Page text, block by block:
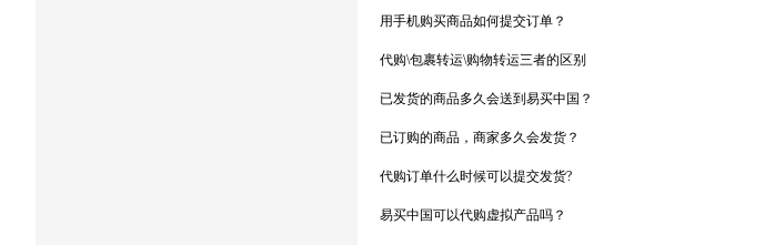
用手机购买商品如何提交订单？
代购\包裹转运\购物转运三者的区别
已发货的商品多久会送到易买中国？
已订购的商品，商家多久会发货？
代购订单什么时候可以提交发货?
易买中国可以代购虚拟产品吗？